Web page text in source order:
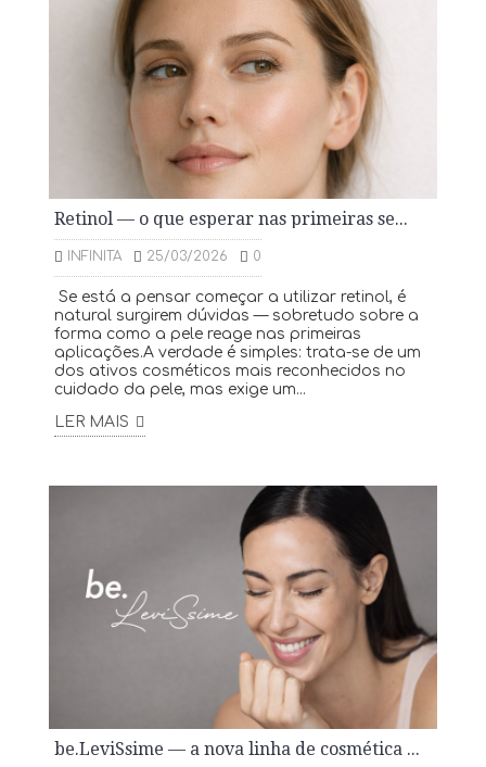
Retinol — o que esperar nas primeiras semanas
INFINITA 25/03/2026 0
Se está a pensar começar a utilizar retinol, é
natural surgirem dúvidas — sobretudo sobre a
forma como a pele reage nas primeiras
aplicações.A verdade é simples: trata-se de um
dos ativos cosméticos mais reconhecidos no
cuidado da pele, mas exige um...
LER MAIS
be.LeviSsime — a nova linha de cosmética facial a chegar à INFINITA